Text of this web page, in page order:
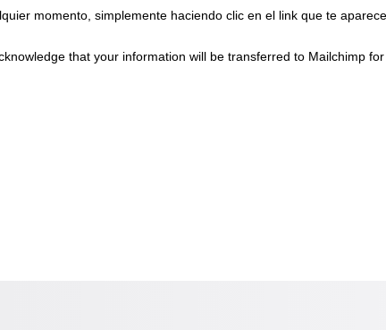
momento, simplemente haciendo clic en el link que te
that your information will be transferred to Mailchimp for